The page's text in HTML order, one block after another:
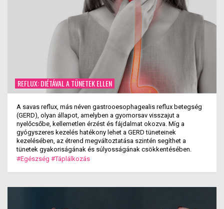
REFLUX: DIÉTÁVAL A TÜNETEK ELLEN
A savas reflux, más néven gastrooesophagealis reflux betegség
(GERD), olyan állapot, amelyben a gyomorsav visszajut a
nyelőcsőbe, kellemetlen érzést és fájdalmat okozva. Míg a
gyógyszeres kezelés hatékony lehet a GERD tüneteinek
kezelésében, az étrend megváltoztatása szintén segíthet a
tünetek gyakoriságának és súlyosságának csökkentésében.
#Egészség #Táplálkozás